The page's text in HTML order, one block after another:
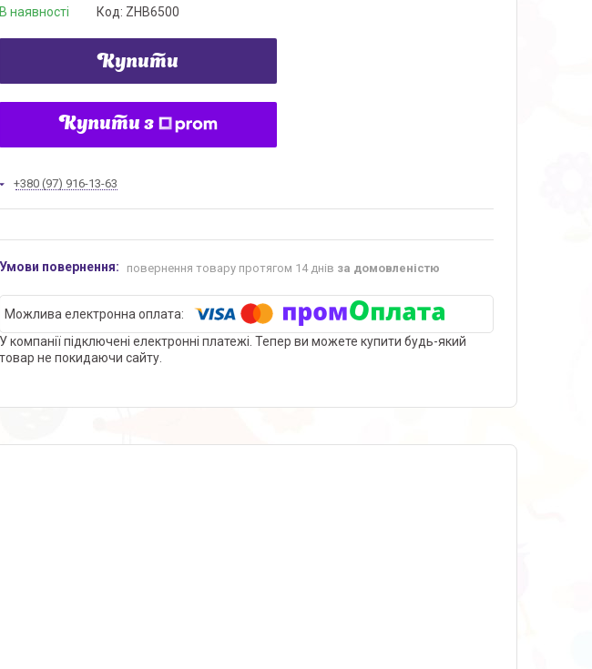
В наявності Код: ZHB6500
Купити
Купити з
+380 (97) 916-13-63
повернення товару протягом 14 днів за домовленістю
У компанії підключені електронні платежі. Тепер ви можете купити будь-який
товар не покидаючи сайту.